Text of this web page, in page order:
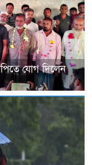
যোগ দিলেন